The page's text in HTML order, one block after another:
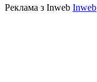
Реклама з Inweb Inweb